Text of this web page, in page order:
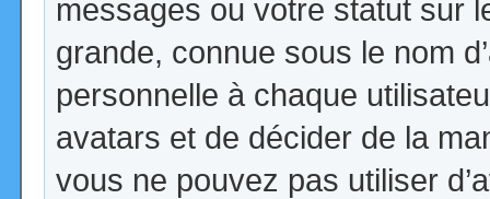
messages ou votre statut sur
grande, connue sous le nom
personnelle à chaque
avatars et de décider de la
vous ne pouvez pas utiliser